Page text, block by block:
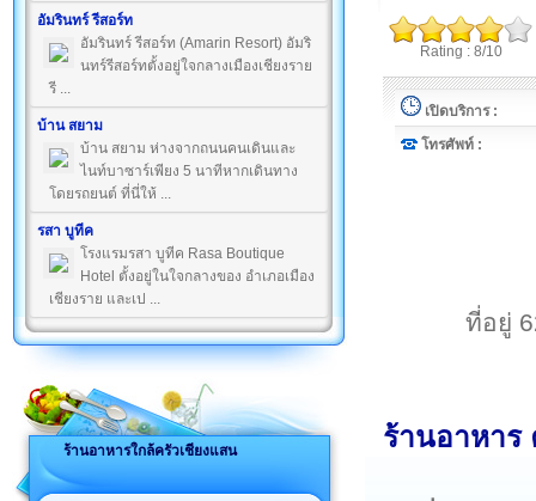
อัมรินทร์ รีสอร์ท
อัมรินทร์ รีสอร์ท (Amarin Resort) อัมริ
นทร์รีสอร์ทตั้งอยู่ใจกลางเมืองเชียงราย
รี ...
บ้าน สยาม
บ้าน สยาม ห่างจากถนนคนเดินและ
ไนท์บาซาร์เพียง 5 นาทีหากเดินทาง
โดยรถยนต์ ที่นี่ให้ ...
รสา บูทีค
โรงแรมรสา บูทีค Rasa Boutique
Hotel ตั้งอยู่ในใจกลางของ อำเภอเมือง
เชียงราย และเป ...
ร้านอาหารใกล้ครัวเชียงแสน
Rating : 8/10
เปิดบริการ :
โทรศัพท์ :
ที่อยู่
ร้านอาหาร